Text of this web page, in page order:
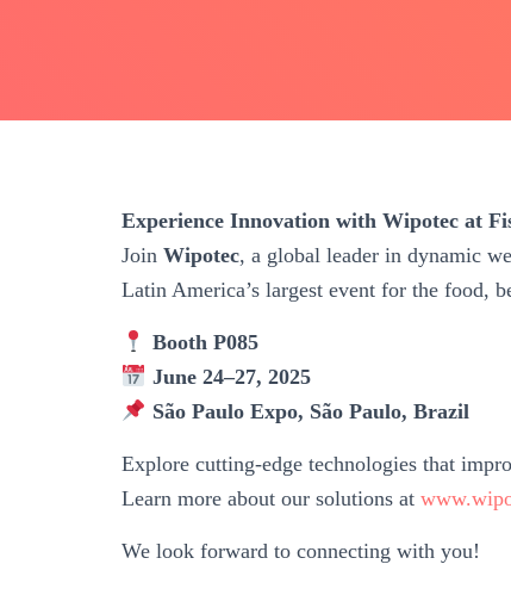
Experience Innovation with Wipotec at
Join Wipotec, a global leader in dynamic
Latin America’s largest event for the food,
Booth P085
June 24–27, 2025
São Paulo Expo, São Paulo, Brazil
Explore cutting-edge technologies that
Learn more about our solutions at
We look forward to connecting with you!